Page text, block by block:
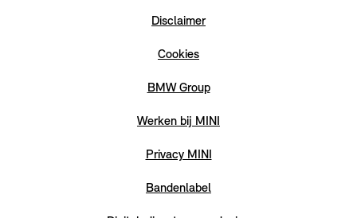
Disclaimer
Cookies
BMW Group
Werken bij MINI
Privacy MINI
Bandenlabel